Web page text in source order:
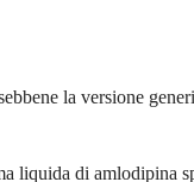
la versione
di amlodipina